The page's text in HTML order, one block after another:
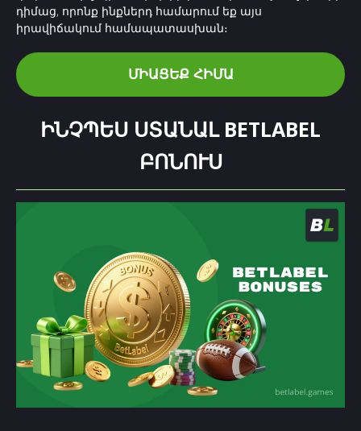
դիմաց, որոնք ինքներդ համարում եք այս
իրավիճակում համապատասխան։
ՄԻԱՑԵՔ ՀԻՄԱ
ԻՆՉՊԵՍ ՍՏԱՆԱԼ BETLABEL
ԲՈՆՈՒՍ